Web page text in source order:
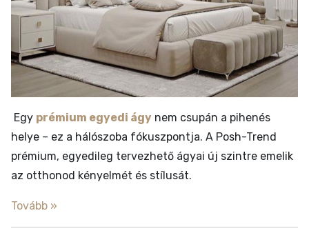
Egy prémium egyedi ágy nem csupán a pihenés
helye – ez a hálószoba fókuszpontja. A Posh-Trend
prémium, egyedileg tervezhető ágyai új szintre emelik
az otthonod kényelmét és stílusát.
Tovább »